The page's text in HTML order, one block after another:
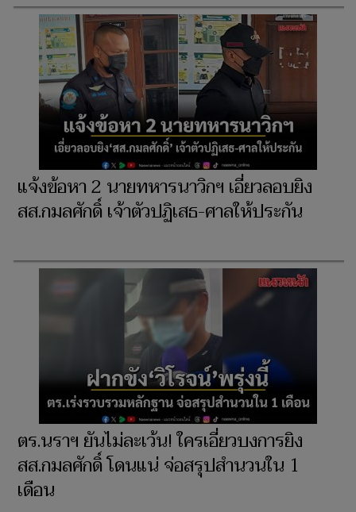
แจ้งข้อหา 2 นายทหารนาวิกฯ เอี่ยวลอบยิง
สส.กมลศักดิ์ เจ้าตัวปฏิเสธ-ศาลให้ประกัน
ตร.นราฯ ยันไม่ละเว้น! ใครเอี่ยวบงการยิง
สส.กมลศักดิ์ โดนแน่ จ่อสรุปสำนวนใน 1
เดือน